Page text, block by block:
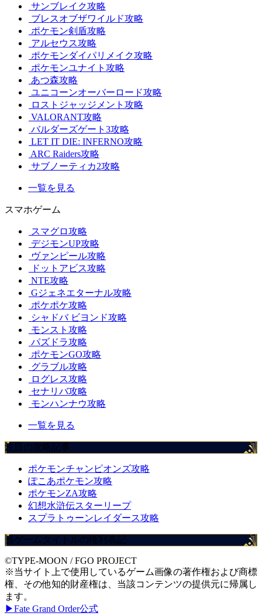
サンブレイク攻略
ブレスオブザワイルド攻略
ポケモン剣盾攻略
アルセウス攻略
ポケモンダイパリメイク攻略
ポケモンユナイト攻略
あつ森攻略
ユニコーンオーバーロード攻略
ロストジャッジメント攻略
VALORANT攻略
バルダーズゲート3攻略
LET IT DIE: INFERNO攻略
ARC Raiders攻略
サブノーティカ2攻略
一覧を見る
スマホゲーム
スマグロ攻略
デジモンUP攻略
ヴァンピール攻略
ドットアビス攻略
NTE攻略
Gジェネエターナル攻略
ポケポケ攻略
シャドバ ビヨンド攻略
モンスト攻略
パズドラ攻略
ポケモンGO攻略
グラブル攻略
ログレス攻略
セナリバ攻略
モンハンナウ攻略
一覧を見る
注目の攻略記事
ポケモンチャンピオンズ攻略
ぽこあポケモン攻略
ポケモンZA攻略
幻想水滸伝スターリープ
スプラトゥーンレイダース攻略
当ゲームタイトルの権利表記
©TYPE-MOON / FGO PROJECT
※当サイト上で使用しているゲーム画像の著作権および商標
権、その他知的財産権は、当該コンテンツの提供元に帰属し
ます。
▶Fate Grand Order公式